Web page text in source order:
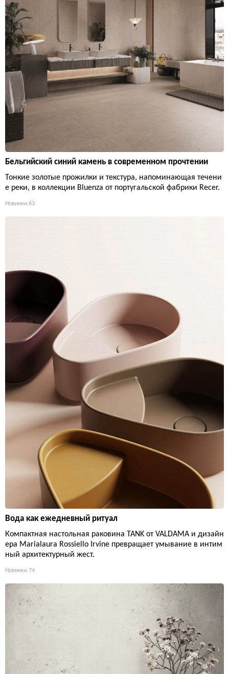
Бельгийский синий камень в современном прочтении
Тонкие золотые прожилки и текстура, напоминающая течени
е реки, в коллекции Bluenza от португальской фабрики Recer.
Новинки 63
Вода как ежедневный ритуал
Компактная настольная раковина TANK от VALDAMA и дизайн
ера Marialaura Rossiello Irvine превращает умывание в интим
ный архитектурный жест.
Новинки 74